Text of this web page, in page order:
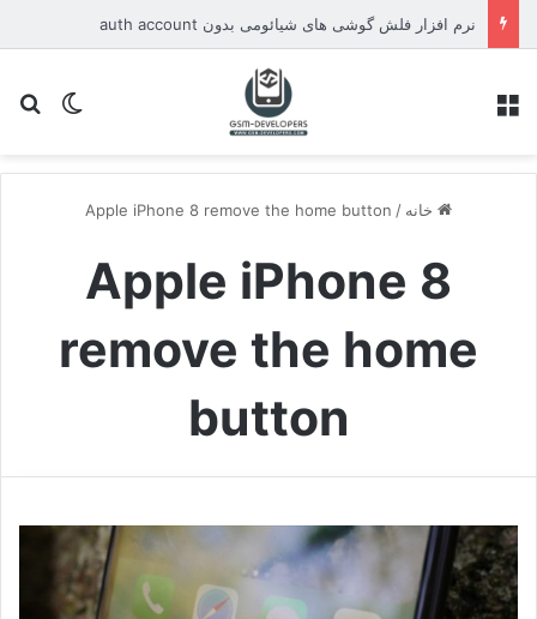
نرم افزار فلش گوشی های شیائومی بدون auth account
تغییر
خانه /
Apple iPhone 8 remove the home button
Apple iPhone 8
remove the home
button